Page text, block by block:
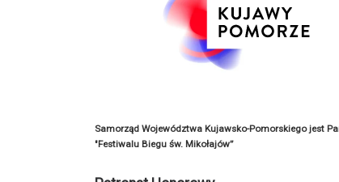
Samorząd Województwa Kujawsko-Pomorskiego jest
"Festiwalu Biegu św. Mikołajów”